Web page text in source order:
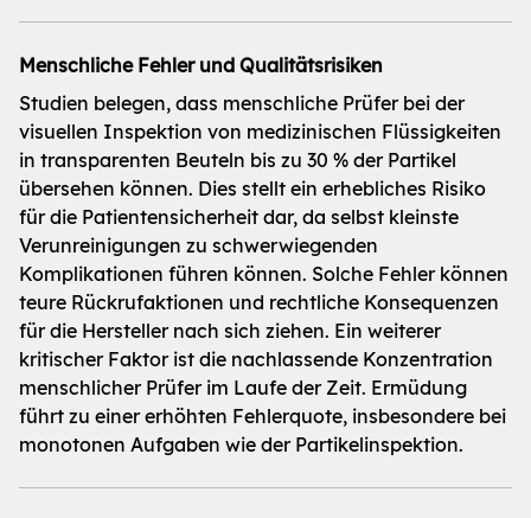
Menschliche Fehler und Qualitätsrisiken
Studien belegen, dass menschliche Prüfer bei der
visuellen Inspektion von medizinischen Flüssigkeiten
in transparenten Beuteln bis zu 30 % der Partikel
übersehen können. Dies stellt ein erhebliches Risiko
für die Patientensicherheit dar, da selbst kleinste
Verunreinigungen zu schwerwiegenden
Komplikationen führen können. Solche Fehler können
teure Rückrufaktionen und rechtliche Konsequenzen
für die Hersteller nach sich ziehen. Ein weiterer
kritischer Faktor ist die nachlassende Konzentration
menschlicher Prüfer im Laufe der Zeit. Ermüdung
führt zu einer erhöhten Fehlerquote, insbesondere bei
monotonen Aufgaben wie der Partikelinspektion.